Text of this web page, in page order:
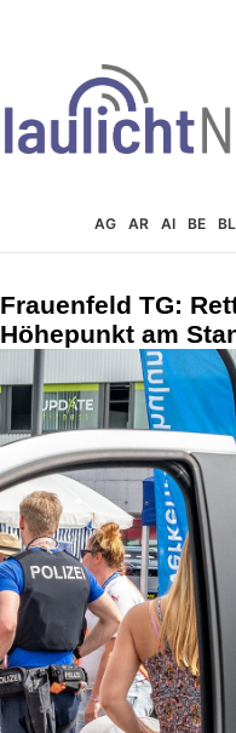
AG AR AI BE BL
Frauenfeld TG:
Höhepunkt am